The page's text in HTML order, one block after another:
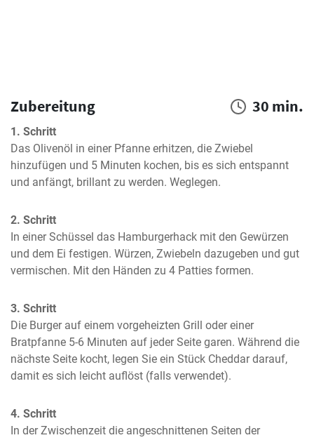
Zubereitung 30 min.
1. Schritt
Das Olivenöl in einer Pfanne erhitzen, die Zwiebel
hinzufügen und 5 Minuten kochen, bis es sich entspannt
und anfängt, brillant zu werden. Weglegen.
2. Schritt
In einer Schüssel das Hamburgerhack mit den Gewürzen
und dem Ei festigen. Würzen, Zwiebeln dazugeben und gut
vermischen. Mit den Händen zu 4 Patties formen.
3. Schritt
Die Burger auf einem vorgeheizten Grill oder einer
Bratpfanne 5-6 Minuten auf jeder Seite garen. Während die
nächste Seite kocht, legen Sie ein Stück Cheddar darauf,
damit es sich leicht auflöst (falls verwendet).
4. Schritt
In der Zwischenzeit die angeschnittenen Seiten der